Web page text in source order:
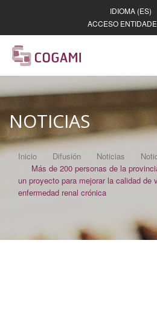
IDIOMA (ES)
ACCESO
NOTICIAS
Inicio Difusión Noticias
Más de 200 personas de la
un proyecto para mejorar la calidad de
enfermedad renal crónica